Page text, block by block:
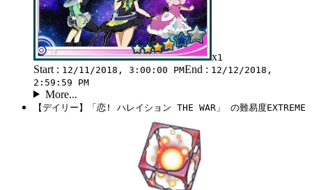
x1
Start : 12/11/2018, 3:00:00 PMEnd : 12/12/2018,
2:59:59 PM
More...
【デイリー】「恋! ハレイション THE WAR」 の難易度EXTREME